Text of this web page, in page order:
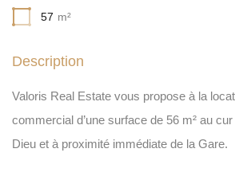
57 m²
Description
Valoris Real Estate vous propose à la
commercial d’une surface de 56 m² au
Dieu et à proximité immédiate de la Gare.